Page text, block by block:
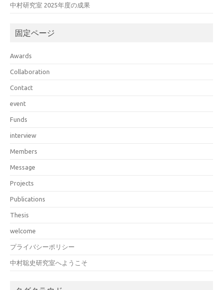
中村研究室 2025年度の成果
固定ページ
Awards
Collaboration
Contact
event
Funds
interview
Members
Message
Projects
Publications
Thesis
welcome
プライバシーポリシー
中村聡史研究室へようこそ